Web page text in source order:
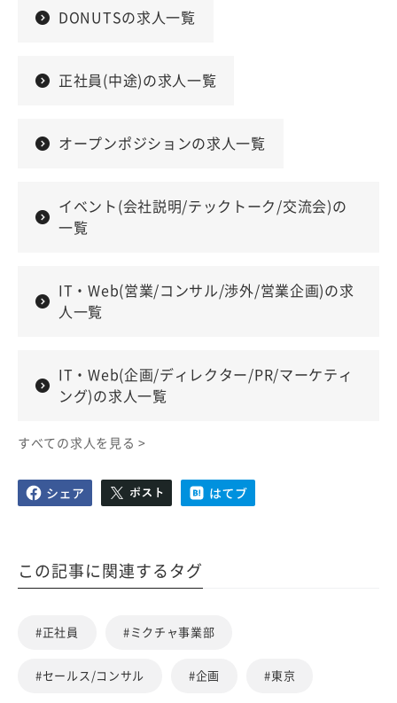
DONUTSの求人一覧
正社員(中途)の求人一覧
オープンポジションの求人一覧
イベント(会社説明/テックトーク/交流会)の
一覧
IT・Web(営業/コンサル/渉外/営業企画)の求
人一覧
IT・Web(企画/ディレクター/PR/マーケティ
ング)の求人一覧
すべての求人を見る >
この記事に関連するタグ
#正社員 #ミクチャ事業部
#セールス/コンサル #企画 #東京